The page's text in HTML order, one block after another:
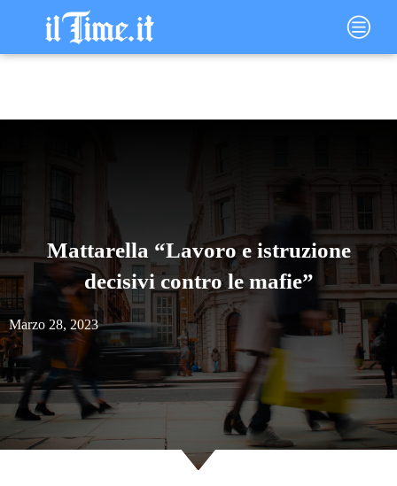
contenuto
Main
Menu
Mattarella “Lavoro e istruzione
decisivi contro le mafie”
Marzo 28, 2023